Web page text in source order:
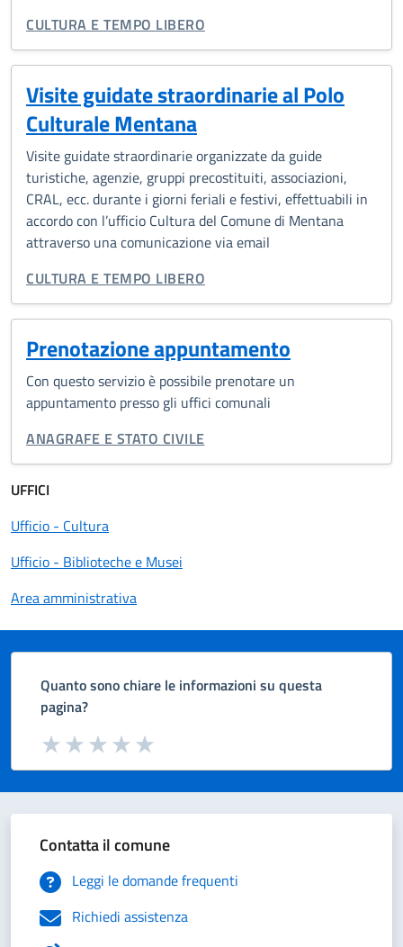
CATEGORIA CORRELATA:
CULTURA E TEMPO LIBERO
Visite guidate straordinarie al Polo
Culturale Mentana
Visite guidate straordinarie organizzate da guide
turistiche, agenzie, gruppi precostituiti, associazioni,
CRAL, ecc. durante i giorni feriali e festivi, effettuabili in
accordo con l’ufficio Cultura del Comune di Mentana
attraverso una comunicazione via email
CATEGORIA CORRELATA:
CULTURA E TEMPO LIBERO
Prenotazione appuntamento
Con questo servizio è possibile prenotare un
appuntamento presso gli uffici comunali
CATEGORIA CORRELATA:
ANAGRAFE E STATO CIVILE
UFFICI
Ufficio - Cultura
Ufficio - Biblioteche e Musei
Area amministrativa
Quanto sono chiare le informazioni su questa
pagina?
Valuta da 1 a 5 stelle la pagina
Valuta 5 stelle su 5
Valuta 4 stelle su 5
Valuta 3 stelle su 5
Valuta 2 stelle su 5
Valuta 1 stelle su 5
Contatta il comune
Leggi le domande frequenti
Richiedi assistenza